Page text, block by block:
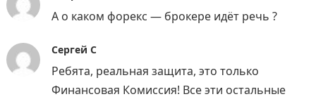
А о каком форекс — брокере идёт речь ?
Сергей С
Ребята, реальная защита, это только
Финансовая Комиссия! Все эти остальные